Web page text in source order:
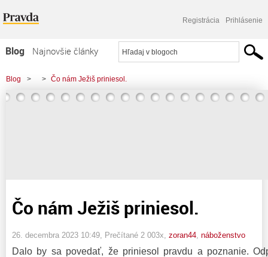
Registrácia Prihlásenie
Blog
Najnovšie články
Najčítanejšie články
Najkomentovanejšie články
Blog > > Čo nám Ježiš priniesol.
Čo nám Ježiš priniesol.
26. decembra 2023 10:49 , Prečítané 2 003x, zoran44 náboženstvo
Dalo by sa povedať, že priniesol pravdu a poznanie.